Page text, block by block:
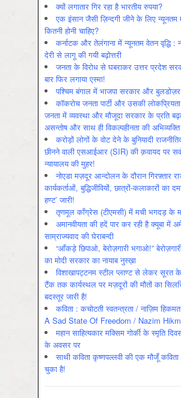
क्यों लगातार गिर रहा है भारतीय रुपया?
एक इंसान जैसी ज़िन्दगी जीने के लिए न्यूनतम
कितनी होनी चाहिए?
कर्नाटक और तेलंगाना में न्यूनतम वेतन वृद्धि :
देरी से लागू की गयी बढ़ोत्तरी
जनता के विरोध से घबराकर उत्तर प्रदेश
बार फिर लगाया एस्मा!
पश्चिम बंगाल में भाजपा सरकार और
कॉकरोच जनता पार्टी और उसकी
जनता में व्‍यवस्‍था और मौजूदा सरकार के प्रति
असन्‍तोष और साथ ही विकल्‍पहीनता की अभिव्‍यक्ति
करोड़ों लोगों के वोट देने के बुनियादी
छीनने वाली एसआईआर (SIR) की क़वायद पर
न्यायालय की मुहर!
नोएडा मज़दूर आन्दोलन के दौरान गिरफ़्तार
कार्यकर्ताओं, बुद्धिजीवियों, छात्रों-कलाकारों का
हण्ट’ जारी!
तृणमूल काँग्रेस (टीएमसी) में मची भगदड़ के
अमानवीयता की हदें पार कर रही है क्यूबा में
साम्राज्यवाद की घेराबन्दी
“आँकड़े छिपाओ, बेरोज़गारी भगाओ!”
का मोदी सरकार का नायाब नुस्ख़ा
विशाखापट्टनम स्टील प्लाण्ट से लेकर सूरत
टैंक तक कार्यस्थल पर मज़दूरों की मौतों का
बदस्तूर जारी है!
कविता : कचोटती स्वतन्त्रता / नाज़िम
A Sad State Of Freedom / Nazim
महान साहित्यकार मक्सिम गोर्की के स्मृति
के अवसर पर
साथी कविता कृष्णपल्लवी की एक मौजूँ कविता
चुका है!